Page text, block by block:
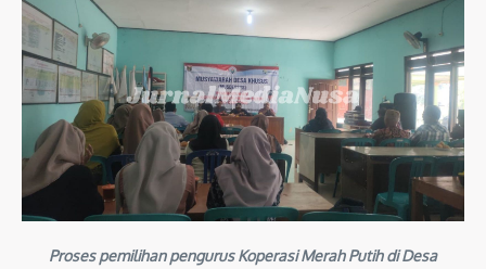
Proses pemilihan pengurus Koperasi Merah Putih di Desa